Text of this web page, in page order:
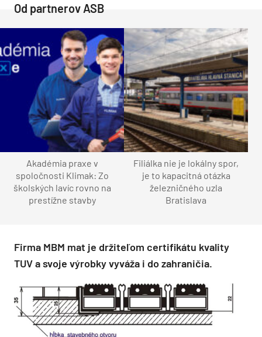
Od partnerov ASB
Akadémia praxe v
spoločnosti Klimak: Zo
školských lavíc rovno na
prestížne stavby
Filiálka nie je lokálny spor,
je to kapacitná otázka
železničného uzla
Bratislava
Firma MBM mat je držiteľom certifikátu kvality
TUV a svoje výrobky vyváža i do zahraničia.